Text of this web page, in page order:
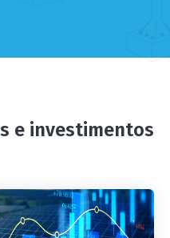
e investimentos